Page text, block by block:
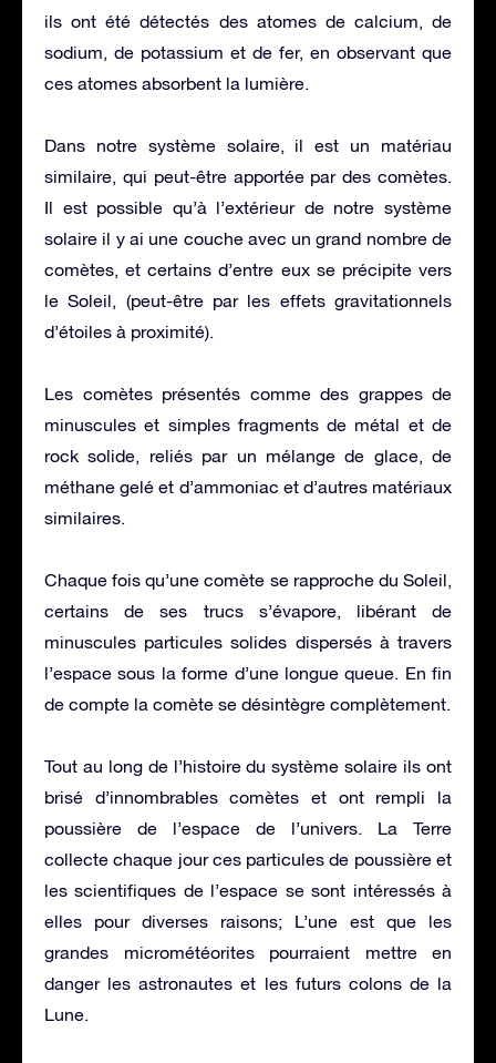
ils ont été détectés des atomes de calcium, de
sodium, de potassium et de fer, en observant que
ces atomes absorbent la lumière.
Dans notre système solaire, il est un matériau
similaire, qui peut-être apportée par des comètes.
Il est possible qu’à l’extérieur de notre système
solaire il y ai une couche avec un grand nombre de
comètes, et certains d’entre eux se précipite vers
le Soleil, (peut-être par les effets gravitationnels
d’étoiles à proximité).
Les comètes présentés comme des grappes de
minuscules et simples fragments de métal et de
rock solide, reliés par un mélange de glace, de
méthane gelé et d’ammoniac et d’autres matériaux
similaires.
Chaque fois qu’une comète se rapproche du Soleil,
certains de ses trucs s’évapore, libérant de
minuscules particules solides dispersés à travers
l’espace sous la forme d’une longue queue. En fin
de compte la comète se désintègre complètement.
Tout au long de l’histoire du système solaire ils ont
brisé d’innombrables comètes et ont rempli la
poussière de l’espace de l’univers. La Terre
collecte chaque jour ces particules de poussière et
les scientifiques de l’espace se sont intéressés à
elles pour diverses raisons; L’une est que les
grandes micrométéorites pourraient mettre en
danger les astronautes et les futurs colons de la
Lune.